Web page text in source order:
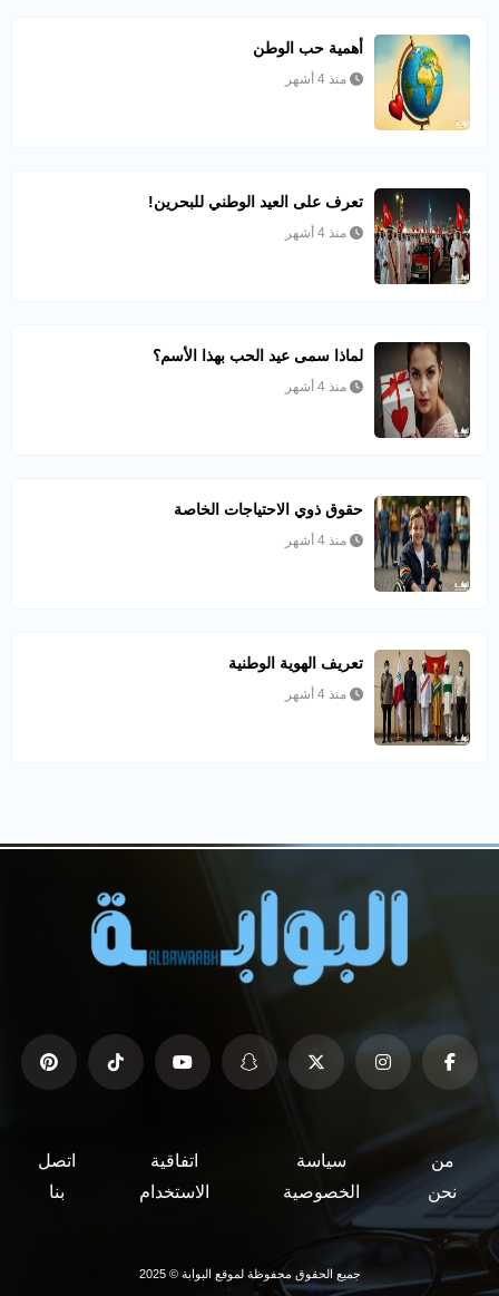
أهمية حب الوطن
منذ 4 أشهر
تعرف على العيد الوطني للبحرين!
منذ 4 أشهر
لماذا سمى عيد الحب بهذا الأسم؟
منذ 4 أشهر
حقوق ذوي الاحتياجات الخاصة
منذ 4 أشهر
تعريف الهوية الوطنية
منذ 4 أشهر
من
نحن
سياسة
الخصوصية
اتفاقية
الاستخدام
اتصل
بنا
جميع الحقوق محفوظة لموقع البوابة © 2025